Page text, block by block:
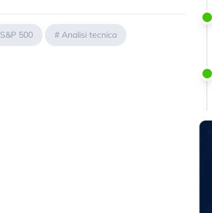
S&P 500 # Analisi tecnica